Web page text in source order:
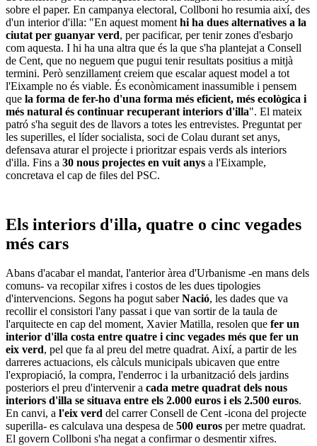
sobre el paper. En campanya electoral, Collboni ho resumia així, des
d'un interior d'illa: "En aquest moment hi ha dues alternatives a la
ciutat per guanyar verd, per pacificar, per tenir zones d'esbarjo
com aquesta. I hi ha una altra que és la que s'ha plantejat a Consell
de Cent, que no neguem que pugui tenir resultats positius a mitjà
termini. Però senzillament creiem que escalar aquest model a tot
l'Eixample no és viable. És econòmicament inassumible i pensem
que la forma de fer-ho d'una forma més eficient, més ecològica i
més natural és continuar recuperant interiors d'illa". El mateix
patró s'ha seguit des de llavors a totes les entrevistes. Preguntat per
les superilles, el líder socialista, soci de Colau durant set anys,
defensava aturar el projecte i prioritzar espais verds als interiors
d'illa. Fins a 30 nous projectes en vuit anys a l'Eixample,
concretava el cap de files del PSC.
Els interiors d'illa, quatre o cinc vegades
més cars
Abans d'acabar el mandat, l'anterior àrea d'Urbanisme -en mans dels
comuns- va recopilar xifres i costos de les dues tipologies
d'intervencions. Segons ha pogut saberNació, les dades que va
recollir el consistori l'any passat i que van sortir de la taula de
l'arquitecte en cap del moment, Xavier Matilla, resolen que fer un
interior d'illa costa entre quatre i cinc vegades més que fer un
eix verd, pel que fa al preu del metre quadrat. Així, a partir de les
darreres actuacions, els càlculs municipals ubicaven que entre
l'expropiació, la compra, l'enderroc i la urbanització dels jardins
posteriors el preu d'intervenir a cada metre quadrat dels nous
interiors d'illa se situava entre els 2.000 euros i els 2.500 euros.
En canvi, a l'eix verd del carrer Consell de Cent -icona del projecte
superilla- es calculava una despesa de 500 euros per metre quadrat.
El govern Collboni s'ha negat a confirmar o desmentir xifres.